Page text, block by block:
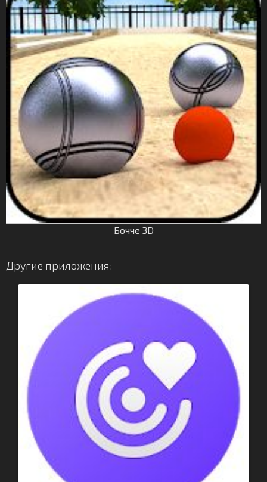
Бочче 3D
Другие приложения: